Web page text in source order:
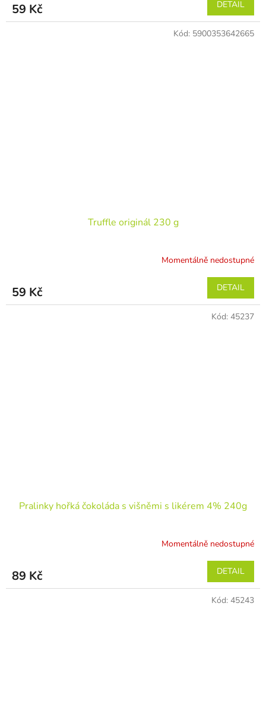
59 Kč DETAIL
Truffle originál 230 g
Momentálně nedostupné
59 Kč DETAIL
Kód: 5900353642665
Pralinky hořká čokoláda s višněmi s likérem 4% 240g
Momentálně nedostupné
89 Kč DETAIL
Kód: 45237
Kód: 45243